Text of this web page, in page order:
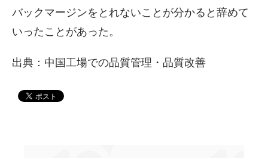
バックマージンをとれないことが分かると辞めて
いったことがあった。
出典：中国工場での品質管理・品質改善